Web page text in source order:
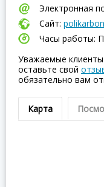
Электронная
Сайт:
Часы работы:
Уважаемые
оставьте свой
обязательно вам
Карта